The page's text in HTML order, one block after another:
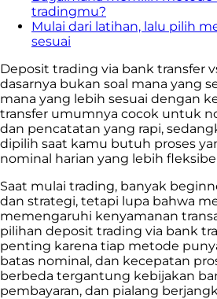
tradingmu?
Mulai dari latihan, lalu pilih
sesuai
Deposit trading via bank transfer
dasarnya bukan soal mana yang
mana yang lebih sesuai dengan
transfer umumnya cocok untuk
dan pencatatan yang rapi,
dipilih saat kamu butuh proses
nominal harian yang lebih
Saat mulai trading, banyak
dan strategi, tetapi lupa bahwa
memengaruhi kenyamanan
pilihan deposit trading via bank
penting karena tiap metode
batas nominal, dan kecepatan
berbeda tergantung kebijakan
pembayaran, dan pialang